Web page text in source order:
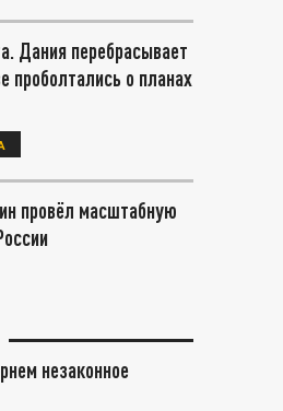
Дания перебрасывает
проболтались о планах
провёл масштабную
незаконное